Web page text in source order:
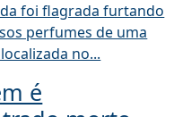
foi flagrada furtando
perfumes de uma
no...
é